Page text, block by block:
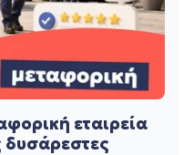
εταιρεία
δυσάρεστες